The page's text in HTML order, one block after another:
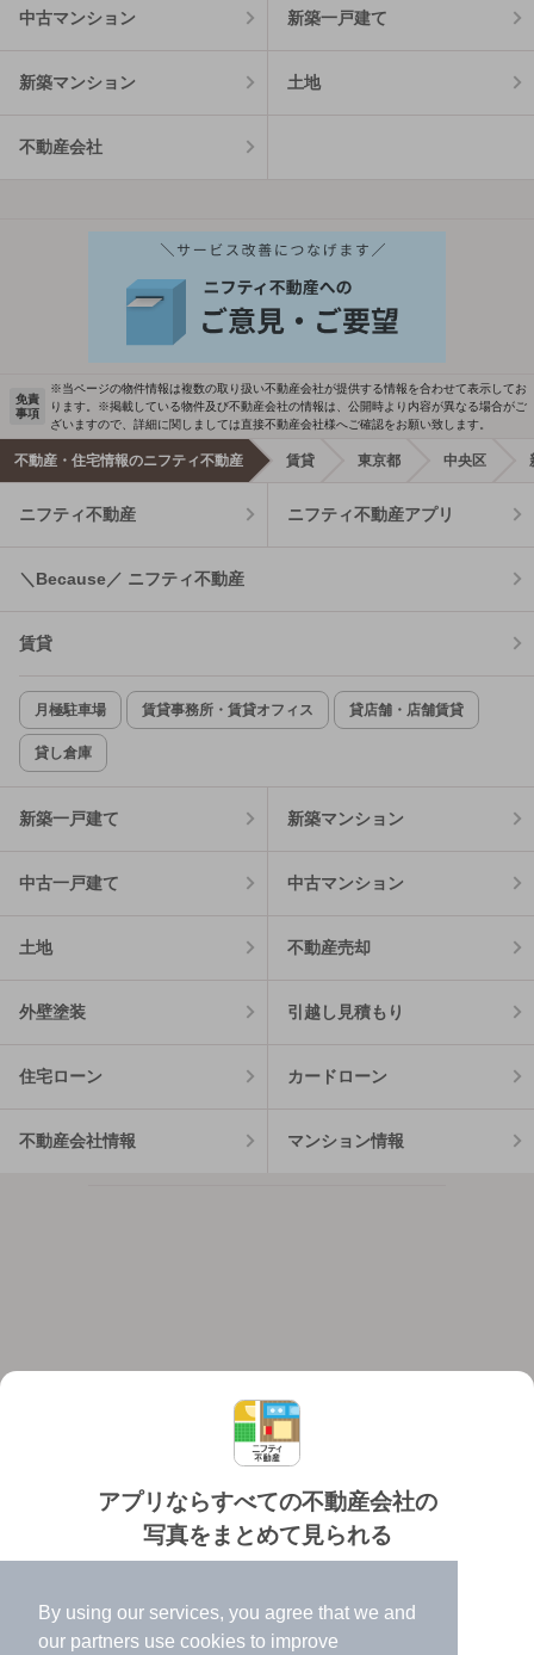
By using our services, you agree that we and
our partners use cookies to improve
中古マンション 新築一戸建て
新築マンション 土地
不動産会社
アプリならすべての不動産会社の
写真をまとめて見られる
✔️
高速表示で似た物件も見つけやすい
免責
事項
※当ページの物件情報は複数の取り扱い不動産会社が提供する情報を合わせて表示してお
ります。※掲載している物件及び不動産会社の情報は、公開時より内容が異なる場合がご
ざいますので、詳細に関しましては直接不動産会社様へご確認をお願い致します。
不動産・住宅情報のニフティ不動産 賃貸 東京都 中央区
ニフティ不動産 ニフティ不動産アプリ
＼Because／ ニフティ不動産
賃貸
月極駐車場 賃貸事務所・賃貸オフィス 貸店舗・店舗賃貸
貸し倉庫
新築一戸建て 新築マンション
中古一戸建て 中古マンション
土地 不動産売却
外壁塗装 引越し見積もり
住宅ローン カードローン
不動産会社情報 マンション情報
個人情報保護ポリシー 利用規約